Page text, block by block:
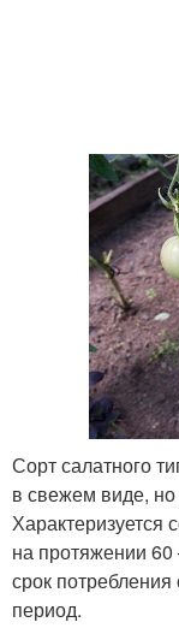
Сорт салатного
в свежем виде,
Характеризуется
на протяжении 60
срок
период.